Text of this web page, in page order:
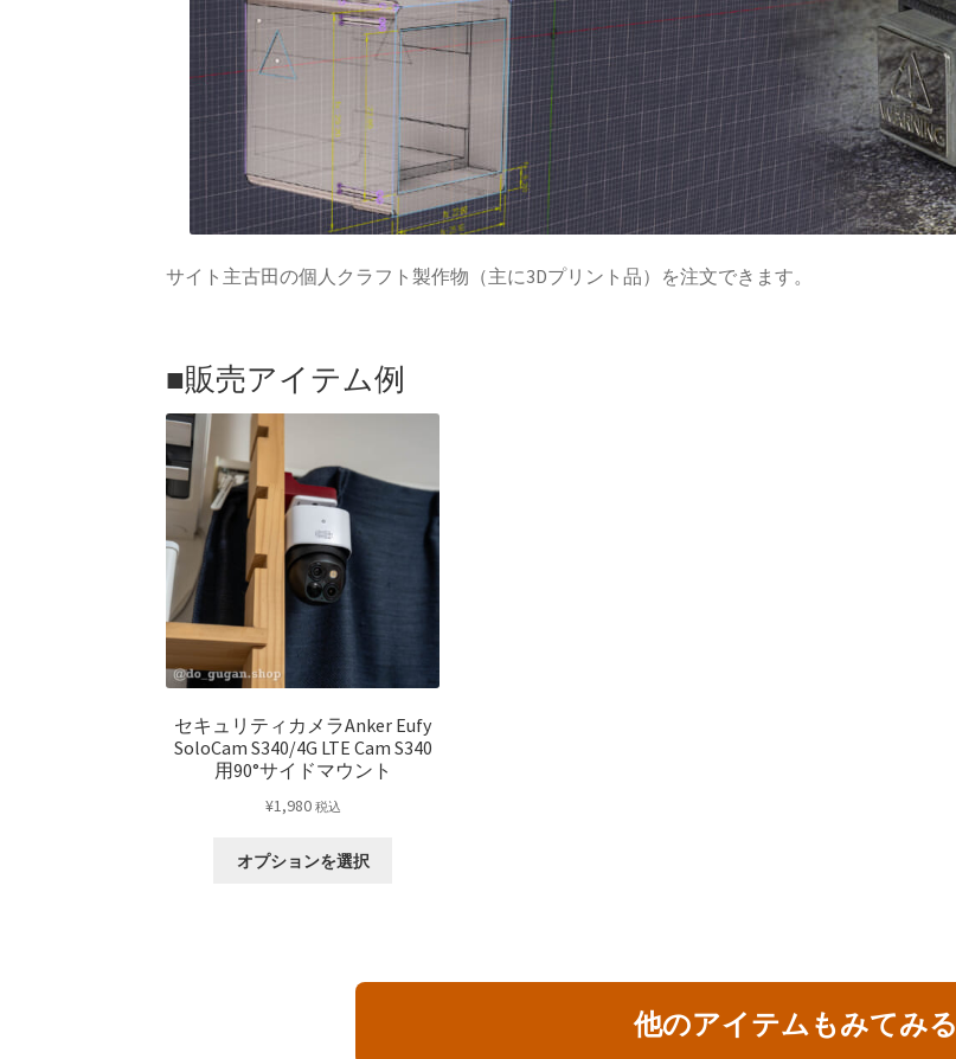
サイト主古田の個人クラフト製作物（主に3Dプリント品）を注文できます。
■販売アイテム例
セキュリティカメラAnker Eufy
SoloCam S340/4G LTE Cam S340
用90°サイドマウント
¥1,980 税込
オプションを選択
は
他のアイテムもみてみる